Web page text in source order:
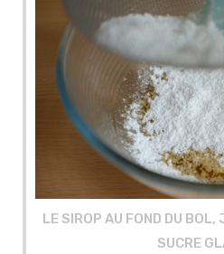
LE SIROP AU FOND DU
SUCRE